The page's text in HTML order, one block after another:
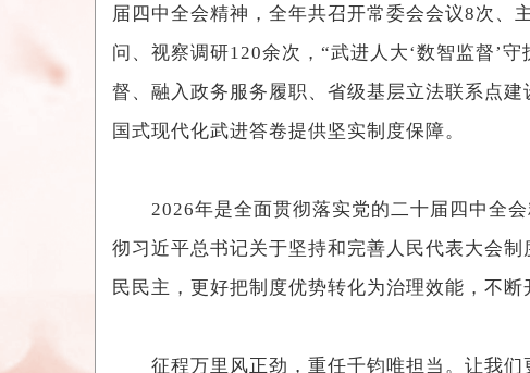
届四中全会精神，全年共召开常委会会议8次、
问、视察调研120余次，“武进人大‘数智监督’
督、融入政务服务履职、省级基层立法联系点
国式现代化武进答卷提供坚实制度保障。
2026年是全面贯彻落实党的二十届四中全会
彻习近平总书记关于坚持和完善人民代表大会
民民主，更好把制度优势转化为治理效能，不断
征程万里风正劲，重任千钧唯担当。让我们